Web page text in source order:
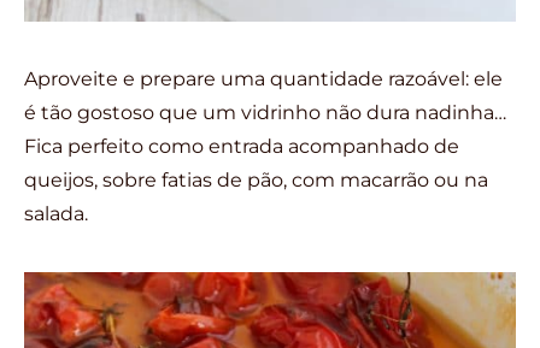
Aproveite e prepare uma quantidade razoável: ele
é tão gostoso que um vidrinho não dura nadinha…
Fica perfeito como entrada acompanhado de
queijos, sobre fatias de pão, com macarrão ou na
salada.